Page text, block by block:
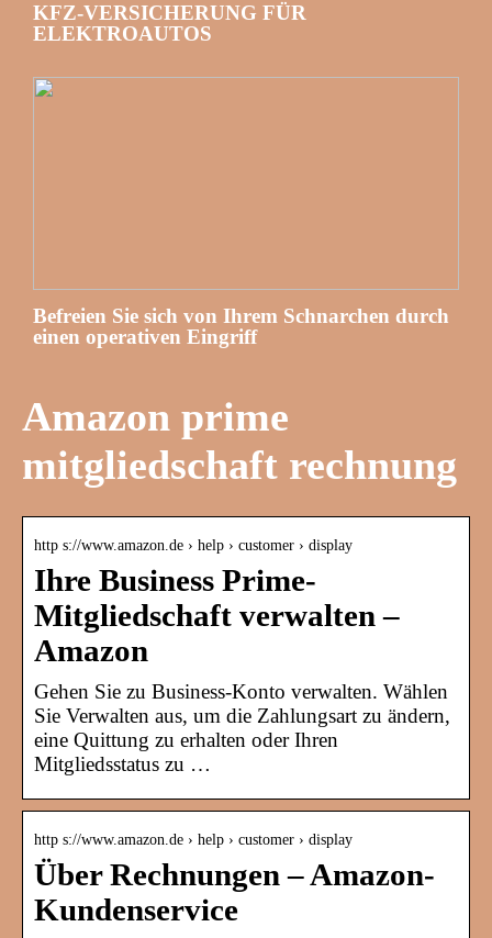
KFZ-VERSICHERUNG FÜR
ELEKTROAUTOS
Befreien Sie sich von Ihrem Schnarchen durch
einen operativen Eingriff
Amazon prime
mitgliedschaft rechnung
http s://www.amazon.de › help › customer › display
Ihre Business Prime-
Mitgliedschaft verwalten –
Amazon
Gehen Sie zu Business-Konto verwalten. Wählen
Sie Verwalten aus, um die Zahlungsart zu ändern,
eine Quittung zu erhalten oder Ihren
Mitgliedsstatus zu …
http s://www.amazon.de › help › customer › display
Über Rechnungen – Amazon-
Kundenservice